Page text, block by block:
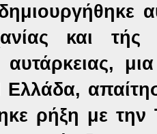
και
αυτάρκειας,
ρήξη με